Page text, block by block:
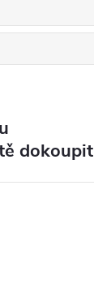
dokoupit